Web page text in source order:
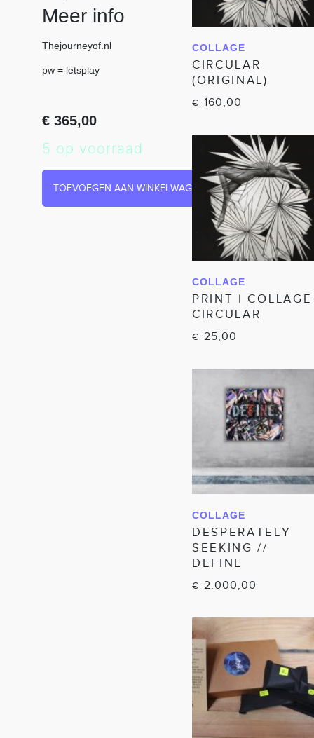
Meer info
Thejourneyof.nl
pw = letsplay
€ 365,00
5 op voorraad
TOEVOEGEN AAN WINKELWAGEN
IN WINKELWAGEN
COLLAGE
CIRCULAR
(ORIGINAL)
€ 160,00
IN WINKELWAGEN
COLLAGE
PRINT | COLLAGE
CIRCULAR
€ 25,00
IN WINKELWAGEN
COLLAGE
DESPERATELY
SEEKING //
DEFINE
€ 2.000,00